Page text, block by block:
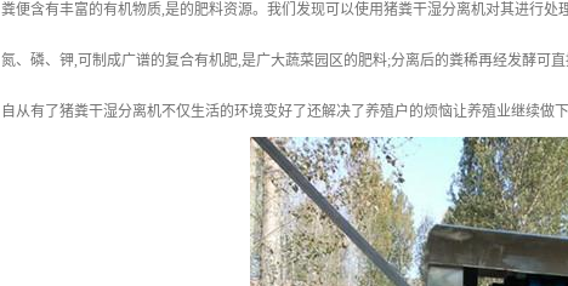
粪便含有丰富的有机物质,是的肥料资源。我们发现可以使用猪粪干湿分离机对其进行
氮、磷、钾,可制成广谱的复合有机肥,是广大蔬菜园区的肥料;分离后的粪稀再经发酵可直
自从有了猪粪干湿分离机不仅生活的环境变好了还解决了养殖户的烦恼让养殖业继续做